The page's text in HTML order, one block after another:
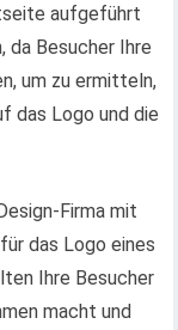
aufgeführt
da Besucher Ihre
um zu ermitteln,
das Logo und die
Firma mit
das Logo eines
Ihre Besucher
macht und